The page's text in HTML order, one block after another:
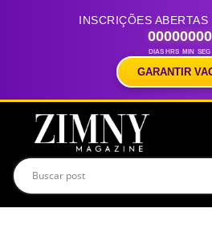
INSCRIÇÕES ABERTAS
00
DIAS
00
HRS
00
MIN
00
SEG
GARANTIR